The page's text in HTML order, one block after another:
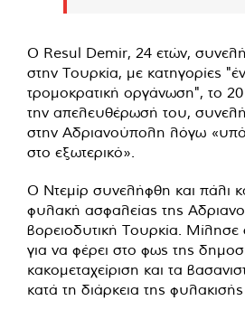
Ο Resul Demir, 24 ετών,
στην Τουρκία, με κατηγορίες
τρομοκρατική οργάνωση", το
την απελευθέρωσή του,
στην Αδριανούπολη λόγω
στο εξωτερικό».
Ο Ντεμίρ συνελήφθη και πάλι
φυλακή ασφαλείας της
βορειοδυτική Τουρκία.
για να φέρει στο φως της
κακομεταχείριση και τα
κατά τη διάρκεια της φυλακισής